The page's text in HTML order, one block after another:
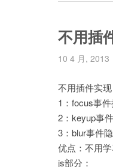
不用插
10 4 月, 2013
不用插件实
1：focus事
2：keyup事
3：blur事件
优点：不用
js部分：